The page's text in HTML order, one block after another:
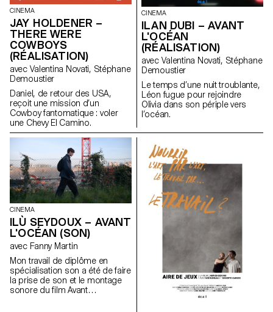
CINEMA
JAY HOLDENER –
THERE WERE
COWBOYS
(RÉALISATION)
avec Valentina Novati, Stéphane
Demoustier
Daniel, de retour des USA,
reçoit une mission d’un
Cowboy fantomatique : voler
une Chevy El Camino.
CINEMA
ILAN DUBI – AVANT
L'OCÉAN
(RÉALISATION)
avec Valentina Novati, Stéphane
Demoustier
Le temps d’une nuit troublante,
Léon fugue pour rejoindre
Olivia dans son périple vers
l’océan.
CINEMA
ILÙ SEYDOUX – AVANT
L'OCÉAN (SON)
avec Fanny Martin
Mon travail de diplôme en
spécialisation son a été de faire
la prise de son et le montage
sonore du ﬁlm Avant